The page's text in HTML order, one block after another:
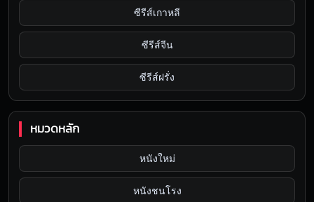
ซีรีส์เกาหลี
ซีรีส์จีน
ซีรีส์ฝรั่ง
หมวดหลัก
หนังใหม่
หนังชนโรง